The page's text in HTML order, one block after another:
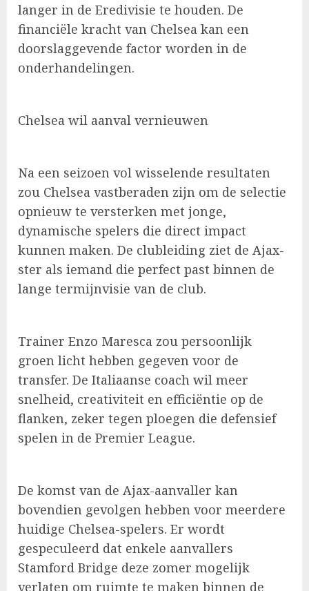
langer in de Eredivisie te houden. De
financiële kracht van Chelsea kan een
doorslaggevende factor worden in de
onderhandelingen.
Chelsea wil aanval vernieuwen
Na een seizoen vol wisselende resultaten
zou Chelsea vastberaden zijn om de selectie
opnieuw te versterken met jonge,
dynamische spelers die direct impact
kunnen maken. De clubleiding ziet de Ajax-
ster als iemand die perfect past binnen de
lange termijnvisie van de club.
Trainer Enzo Maresca zou persoonlijk
groen licht hebben gegeven voor de
transfer. De Italiaanse coach wil meer
snelheid, creativiteit en efficiëntie op de
flanken, zeker tegen ploegen die defensief
spelen in de Premier League.
De komst van de Ajax-aanvaller kan
bovendien gevolgen hebben voor meerdere
huidige Chelsea-spelers. Er wordt
gespeculeerd dat enkele aanvallers
Stamford Bridge deze zomer mogelijk
verlaten om ruimte te maken binnen de